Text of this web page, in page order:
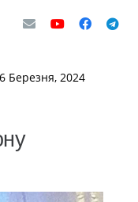
Березня, 2024